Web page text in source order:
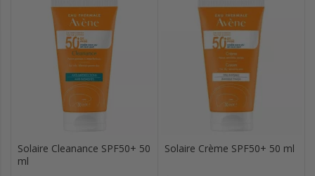
Solaire Cleanance SPF50+ 50
ml
Solaire Crème SPF50+ 50 ml